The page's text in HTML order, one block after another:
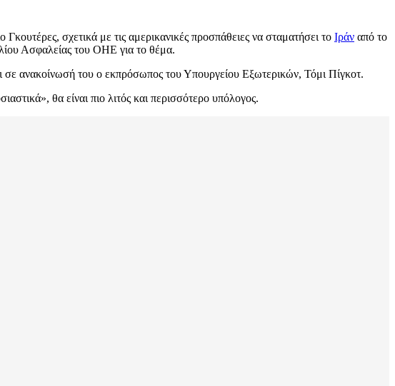
Γκουτέρες, σχετικά με τις αμερικανικές προσπάθειες να σταματήσει το Ιράν από το
Ασφαλείας του ΟΗΕ για το θέμα.
σε ανακοίνωσή του ο εκπρόσωπος του Υπουργείου Εξωτερικών, Τόμι Πίγκοτ.
θα είναι πιο λιτός και περισσότερο υπόλογος.